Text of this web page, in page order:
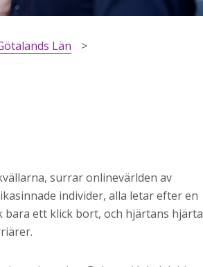
Län
surrar onlinevärlden av
individer, alla letar efter en
bara ett klick bort, och hjärtans hjärta